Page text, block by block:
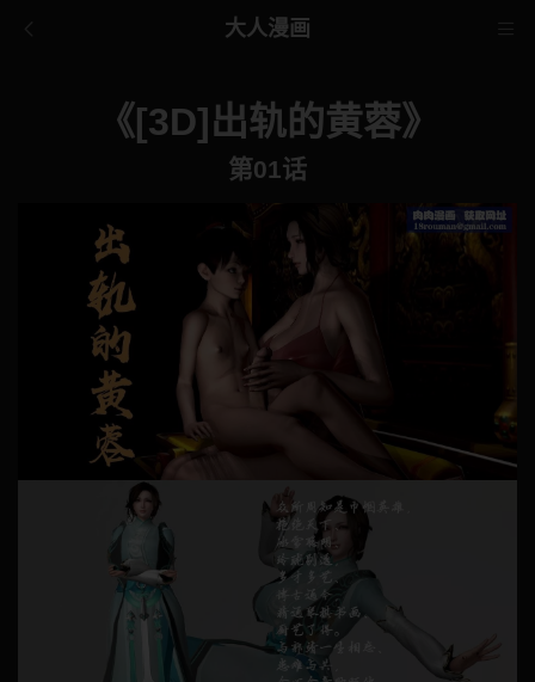
大人漫画
《[3D]出轨的黄蓉》
第01话